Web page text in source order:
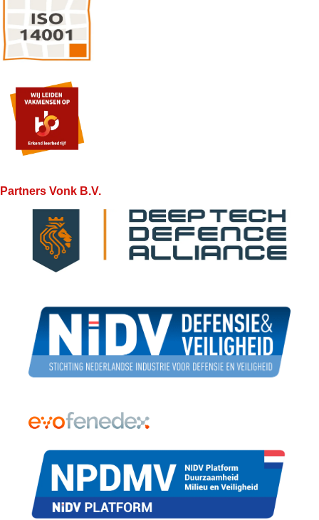
Partners Vonk B.V.